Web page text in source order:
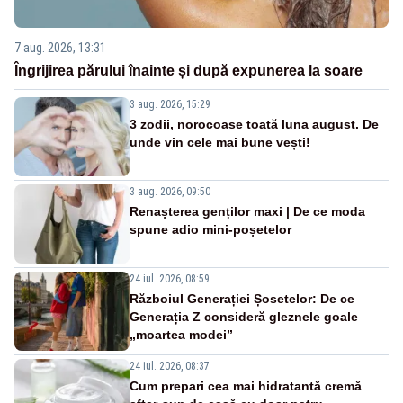
7 aug. 2026, 13:31
Îngrijirea părului înainte și după expunerea la soare
3 aug. 2026, 15:29
3 zodii, norocoase toată luna august. De
unde vin cele mai bune vești!
3 aug. 2026, 09:50
Renașterea genților maxi | De ce moda
spune adio mini-poșetelor
24 iul. 2026, 08:59
Războiul Generației Șosetelor: De ce
Generația Z consideră gleznele goale
„moartea modei”
24 iul. 2026, 08:37
Cum prepari cea mai hidratantă cremă